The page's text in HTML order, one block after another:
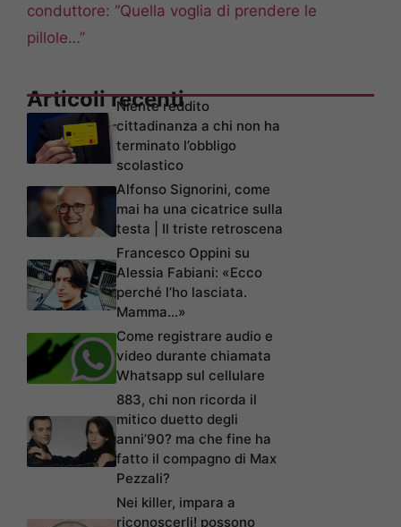
conduttore: “Quella voglia di prendere le
pillole…”
Articoli recenti
Niente reddito
cittadinanza a chi non ha
terminato l’obbligo
scolastico
Alfonso Signorini, come
mai ha una cicatrice sulla
testa | Il triste retroscena
Francesco Oppini su
Alessia Fabiani: «Ecco
perché l’ho lasciata.
Mamma…»
Come registrare audio e
video durante chiamata
Whatsapp sul cellulare
883, chi non ricorda il
mitico duetto degli
anni’90? ma che fine ha
fatto il compagno di Max
Pezzali?
Nei killer, impara a
riconoscerli! possono